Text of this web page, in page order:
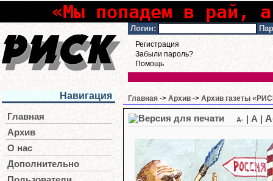
«Мы попадем в рай,
Логин:
Регистрация
Забыли пароль?
Помощь
Навигация
Главная
Архив
О нас
Дополнительно
Главная -> Архив -> Архив газеты
A- A